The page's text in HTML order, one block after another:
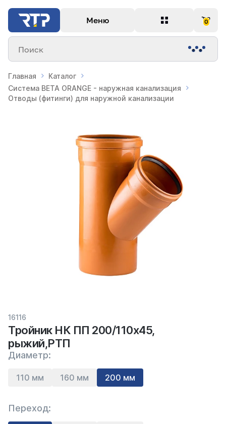
Меню 0
Поиск
Главная
Каталог
Система BETA ORANGE - наружная канализация
Отводы (фитинги) для наружной канализации
16116
Тройник НК ПП 200/110х45,
рыжий,РТП
Диаметр:
110 мм 160 мм 200 мм
Переход: